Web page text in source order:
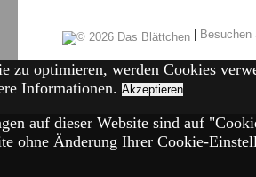
|
zu optimieren, werden Cookies
Informationen. Akzeptieren
auf dieser Website sind auf
ohne Änderung Ihrer Cookie-